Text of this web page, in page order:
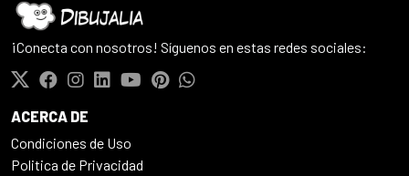
¡Conecta con nosotros! Síguenos en estas redes sociales:
ACERCA DE
Condiciones de Uso
Politica de Privacidad